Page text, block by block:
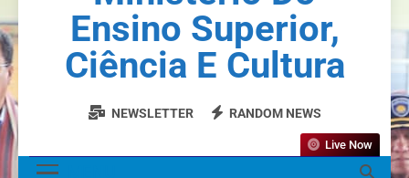
Ensino Superior,
Ciência E Cultura
NEWSLETTER RANDOM NEWS
Live Now